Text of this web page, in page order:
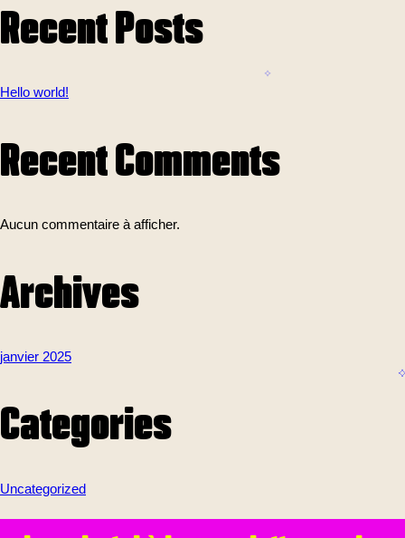
Recent Posts
Hello world!
Recent Comments
Aucun commentaire à afficher.
Archives
janvier 2025
Categories
Uncategorized